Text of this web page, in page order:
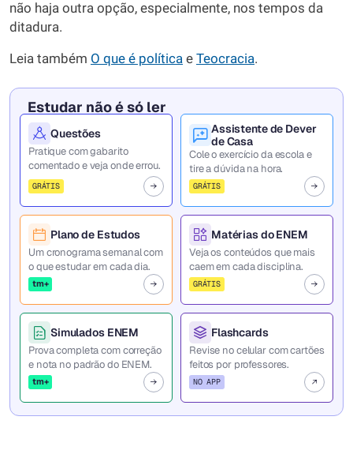
não haja outra opção, especialmente, nos tempos da
ditadura.
Leia também O que é política e Teocracia.
Estudar não é só ler
Questões
Pratique com gabarito
comentado e veja onde errou.
GRÁTIS
Assistente de Dever
de Casa
Cole o exercício da escola e
tire a dúvida na hora.
GRÁTIS
Plano de Estudos
Um cronograma semanal com
o que estudar em cada dia.
tm+
Matérias do ENEM
Veja os conteúdos que mais
caem em cada disciplina.
GRÁTIS
Simulados ENEM
Prova completa com correção
e nota no padrão do ENEM.
tm+
Flashcards
Revise no celular com cartões
feitos por professores.
NO APP